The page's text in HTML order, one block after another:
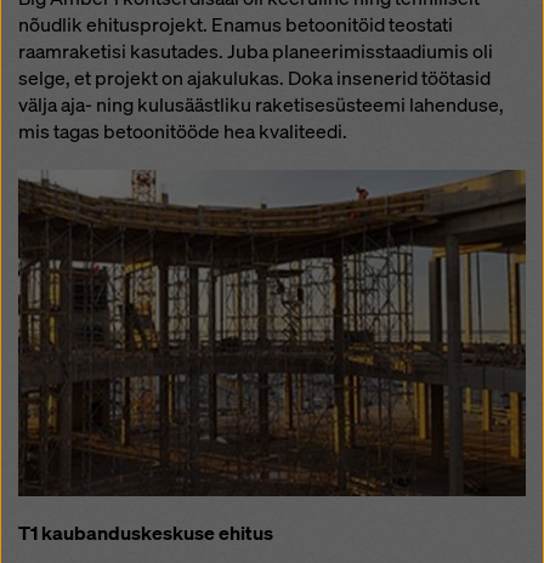
nõudlik ehitusprojekt. Enamus betoonitöid teostati
raamraketisi kasutades. Juba planeerimisstaadiumis oli
selge, et projekt on ajakulukas. Doka insenerid töötasid
välja aja- ning kulusäästliku raketisesüsteemi lahenduse,
mis tagas betoonitööde hea kvaliteedi.
T1 kaubanduskeskuse ehitus